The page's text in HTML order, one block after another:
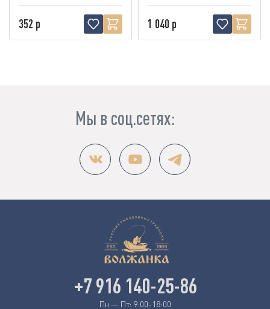
352 р 1 040 р
Мы в соц.сетях:
+7 916 140-25-86
Пн — Пт: 9:00-18:00